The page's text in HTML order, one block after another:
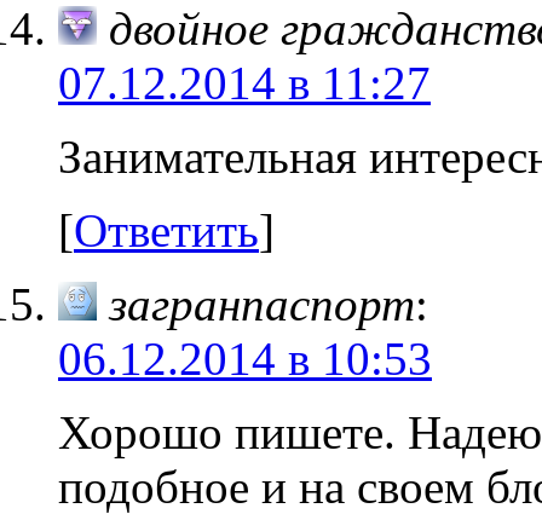
двойное
07.12.2014 в 11:27
Занимательная
[Ответить]
загранпаспорт:
06.12.2014 в 10:53
Хорошо пишете.
подобное и на своем